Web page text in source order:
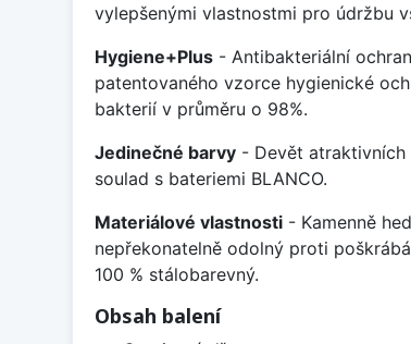
vylepšenými vlastnostmi pro údržbu
Hygiene+Plus - Antibakteriální
patentovaného vzorce hygienické
bakterií v průměru o 98%.
Jedinečné barvy - Devět atraktivních
soulad s bateriemi BLANCO.
Materiálové vlastnosti - Kamenně
nepřekonatelně odolný proti
100 % stálobarevný.
Obsah balení